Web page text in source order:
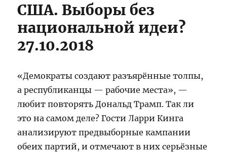
США. Выборы без
национальной идеи?
27.10.2018
«Демократы создают разъярённые толпы,
а республиканцы — рабочие места», —
любит повторять Дональд Трамп. Так ли
это на самом деле? Гости Ларри Кинга
анализируют предвыборные кампании
обеих партий, и отмечают в них серьёзные